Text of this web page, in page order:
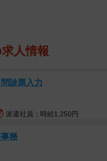
していた女の子はフロント
辞めてしまったけれど、彼
人情報
診票入力
派遣社員：時給1,250円
務